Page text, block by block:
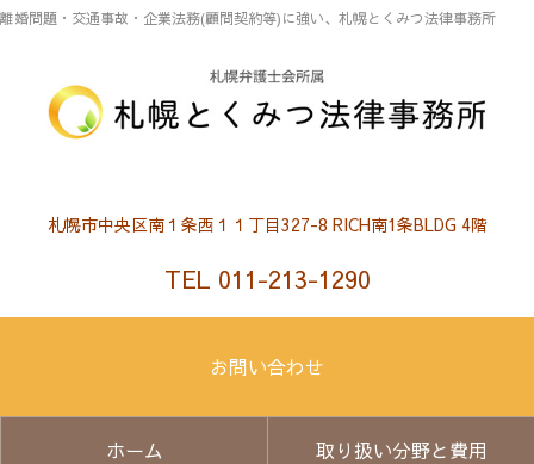
離婚問題・交通事故・企業法務(顧問契約等)に強い、札幌とくみつ法律事務所
札幌市中央区南１条西１１丁目327-8 RICH南1条BLDG 4階
TEL 011-213-1290
お問い合わせ
ホーム 取り扱い分野と費用